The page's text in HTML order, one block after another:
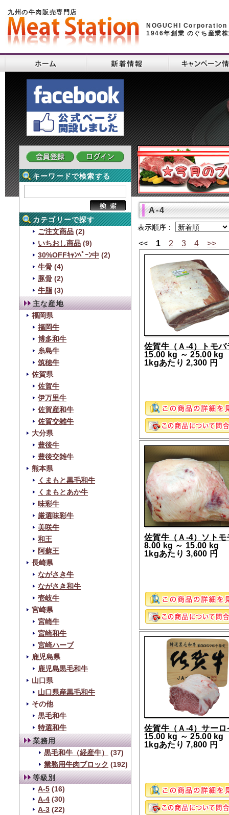
九州の牛肉販売専門店
NOGUCHI Corporation
1946年創業 のぐち産業
キーワードで検索する
カテゴリーで探す
ご注文商品 (2)
いちおし商品 (9)
30%OFFｷｬﾝﾍﾟｰﾝ中 (2)
牛骨 (4)
豚骨 (2)
牛脂 (3)
主な産地
福岡県
福岡牛
博多和牛
糸島牛
筑穂牛
佐賀県
佐賀牛
伊万里牛
佐賀産和牛
佐賀交雑牛
大分県
豊後牛
豊後交雑牛
熊本県
くまもと黒毛和牛
くまもとあか牛
味彩牛
厳選味彩牛
美咲牛
和王
阿蘇王
長崎県
ながさき牛
ながさき和牛
壱岐牛
宮崎県
宮崎牛
宮崎和牛
宮崎ハーブ
鹿児島県
鹿児島黒毛和牛
山口県
山口県産黒毛和牛
その他
黒毛和牛
特選和牛
業務用
黒毛和牛（経産牛）
(37)
業務用牛肉ブロック (192)
等級別
A-5 (16)
A-4 (30)
A-3 (22)
A-4
表示順序：
<< 1 2 3 4 >>
佐賀牛（Ａ-4）トモバ
15.00 kg ～ 25.00 kg
1kgあたり 2,300 円
佐賀牛（Ａ-4）ソトモ
8.00 kg ～ 15.00 kg
1kgあたり 3,600 円
佐賀牛（Ａ-4）サーロ
15.00 kg ～ 25.00 kg
1kgあたり 7,800 円